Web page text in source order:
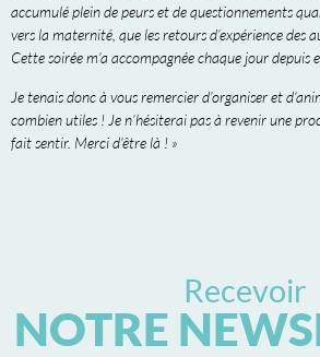
accumulé plein de peurs et de questionnements
vers la maternité, que les retours d’expérience des
Cette soirée m’a accompagnée chaque jour depuis
Je tenais donc à vous remercier d’organiser et
combien utiles ! Je n’hésiterai pas à revenir une
fait sentir. Merci d’être là ! »
Recevoir
NOTRE